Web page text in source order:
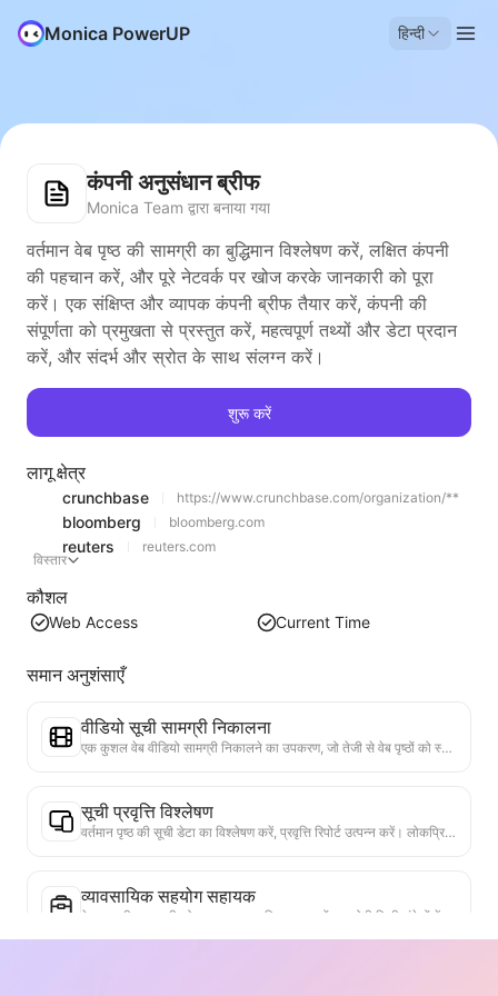
Monica PowerUP हिन्दी
कंपनी अनुसंधान ब्रीफ
Monica Team द्वारा बनाया गया
वर्तमान वेब पृष्ठ की सामग्री का बुद्धिमान विश्लेषण करें, लक्षित कंपनी
की पहचान करें, और पूरे नेटवर्क पर खोज करके जानकारी को पूरा
करें। एक संक्षिप्त और व्यापक कंपनी ब्रीफ तैयार करें, कंपनी की
संपूर्णता को प्रमुखता से प्रस्तुत करें, महत्वपूर्ण तथ्यों और डेटा प्रदान
करें, और संदर्भ और स्रोत के साथ संलग्न करें।
शुरू करें
लागू क्षेत्र
crunchbase https://www.crunchbase.com/organization/**
bloomberg bloomberg.com
reuters
reuters.com
विस्तार
कौशल
Web Access Current Time
समान अनुशंसाएँ
वीडियो सूची सामग्री निकालना
एक कुशल वेब वीडियो सामग्री निकालने का उपकरण, जो तेजी से वेब पृष्ठों को स्कैन कर सकता है और वीडियो जानकारी को संरचित Markdown तालिका में व्यवस्थित कर सकता है।
सूची प्रवृत्ति विश्लेषण
वर्तमान पृष्ठ की सूची डेटा का विश्लेषण करें, प्रवृत्ति रिपोर्ट उत्पन्न करें। लोकप्रिय श्रेणियों, तेजी से बढ़ते उत्पाद प्रकारों और उभरती तकनीकों की पहचान करें। तात्कालिक बाजार अंतर्दृष्टि प्रदान करें, ताकि आप नवीनतम उत्पाद प्रवृत्तियों और बाजार के रुझानों को समझ सकें।
व्यावसायिक सहयोग सहायक